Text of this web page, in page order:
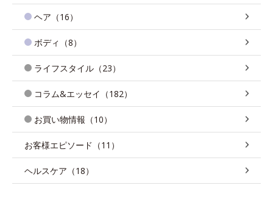
ヘア（16）
ボディ（8）
ライフスタイル（23）
コラム&エッセイ（182）
お買い物情報（10）
お客様エピソード（11）
ヘルスケア（18）